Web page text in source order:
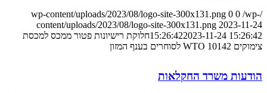
/wp-content/uploads/2023/08/logo-site-300x131.png
0 0 /wp-
content/uploads/2023/08/logo-site-300x131.png 2023-11-24
15:26:422023-11-24 15:26:42
חלוקת רישיונות פטור ממכס למכסת
צימוקים 10142 WTO לסוחרים בענף המזון
הודעות משרד החקלאות